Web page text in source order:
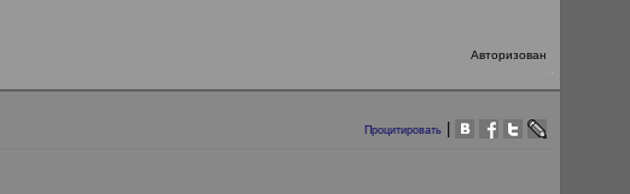
Авторизован
Процитировать